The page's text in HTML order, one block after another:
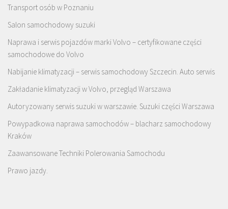
Transport osób w Poznaniu
Salon samochodowy suzuki
Naprawa i serwis pojazdów marki Volvo – certyfikowane części
samochodowe do Volvo
Nabijanie klimatyzacji – serwis samochodowy Szczecin. Auto serwis
Zakładanie klimatyzacji w Volvo, przegląd Warszawa
Autoryzowany serwis suzuki w warszawie. Suzuki części Warszawa
Powypadkowa naprawa samochodów – blacharz samochodowy
Kraków
Zaawansowane Techniki Polerowania Samochodu
Prawo jazdy.